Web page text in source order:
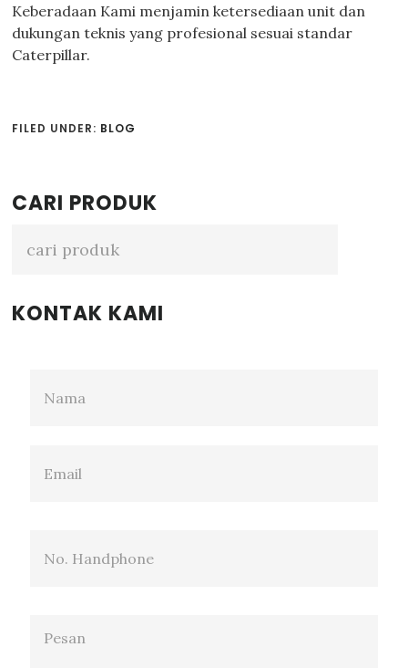
Keberadaan Kami menjamin ketersediaan unit dan
dukungan teknis yang profesional sesuai standar
Caterpillar.
FILED UNDER: BLOG
Primary
Sidebar
CARI PRODUK
KONTAK KAMI